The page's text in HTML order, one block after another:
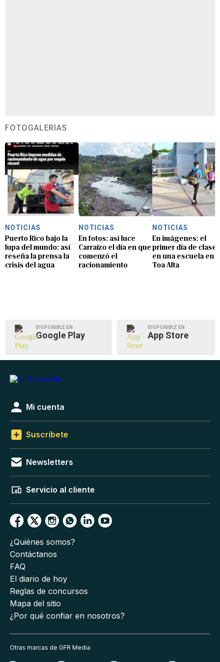
FOTOGALERÍAS
NOTICIAS
Puerto Rico bajo la
lupa del mundo: así
reseña la prensa la
crisis del agua
NOTICIAS
En fotos: así luce
Carraízo el día en que
comenzó el
racionamiento
NOTICIAS
En imágenes: el
primer día de clases
en una escuela en
Toa Alta
DISPONIBLE EN
Google Play
DISPONIBLE EN
App Store
Mi cuenta
Suscríbete
Newsletters
Servicio al cliente
¿Quiénes somos?
Contáctanos
FAQ
El diario de hoy
Reglas de concursos
Mapa del sitio
¿Por qué confiar en nosotros?
Otras marcas de GFR Media